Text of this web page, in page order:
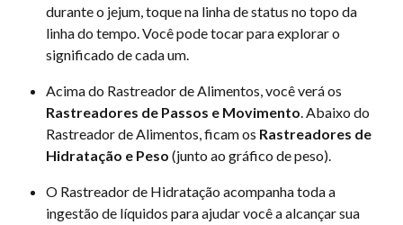
durante o jejum, toque na linha de status no topo da
linha do tempo. Você pode tocar para explorar o
significado de cada um.
Acima do Rastreador de Alimentos, você verá os
Rastreadores de Passos e Movimento. Abaixo do
Rastreador de Alimentos, ficam os Rastreadores de
Hidratação e Peso (junto ao gráfico de peso).
O Rastreador de Hidratação acompanha toda a
ingestão de líquidos para ajudar você a alcançar sua